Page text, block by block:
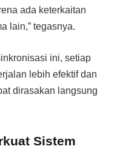
ada keterkaitan
lain,” tegasnya.
ini, setiap
lebih efektif dan
dirasakan langsung
Sistem